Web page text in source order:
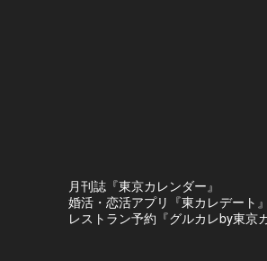
月刊誌『東京カレンダー』
婚活・恋活アプリ『東カレデート』
レストラン予約『グルカレby東京